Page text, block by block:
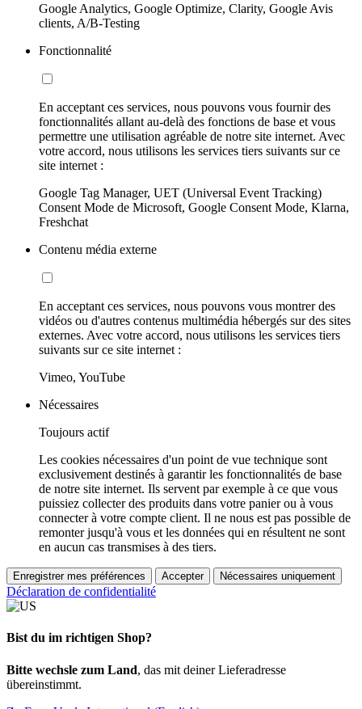
Google Analytics, Google Optimize, Clarity, Google Avis
clients, A/B-Testing
Fonctionnalité
En acceptant ces services, nous pouvons vous fournir des
fonctionnalités allant au-delà des fonctions de base et vous
permettre une utilisation agréable de notre site internet. Avec
votre accord, nous utilisons les services tiers suivants sur ce
site internet :
Google Tag Manager, UET (Universal Event Tracking)
Consent Mode de Microsoft, Google Consent Mode, Klarna,
Freshchat
Contenu média externe
En acceptant ces services, nous pouvons vous montrer des
vidéos ou d'autres contenus multimédia hébergés sur des sites
externes. Avec votre accord, nous utilisons les services tiers
suivants sur ce site internet :
Vimeo, YouTube
Nécessaires
Toujours actif
Les cookies nécessaires d'un point de vue technique sont
exclusivement destinés à garantir les fonctionnalités de base
de notre site internet. Ils servent par exemple à ce que vous
puissiez collecter des produits dans votre panier ou à vous
connecter à votre compte client. Il ne nous est pas possible de
remonter jusqu'à vous et les données qui en résultent ne sont
en aucun cas transmises à des tiers.
Enregistrer mes préférences Accepter Nécessaires uniquement
Déclaration de confidentialité
Bist du im richtigen Shop?
Bitte wechsle zum Land, das mit deiner Lieferadresse
übereinstimmt.